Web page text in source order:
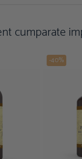
cumparate
-40%